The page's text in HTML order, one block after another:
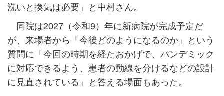
洗いと換気は必要」と中村さん。
同院は2027（令和9）年に新病院が完成予定だ
が、来場者から「今後どのようになるのか」という
質問に「今回の時期を経たおかげで、パンデミック
に対応できるよう、患者の動線を分けるなどの設計
に見直されている」と答える場面もあった。